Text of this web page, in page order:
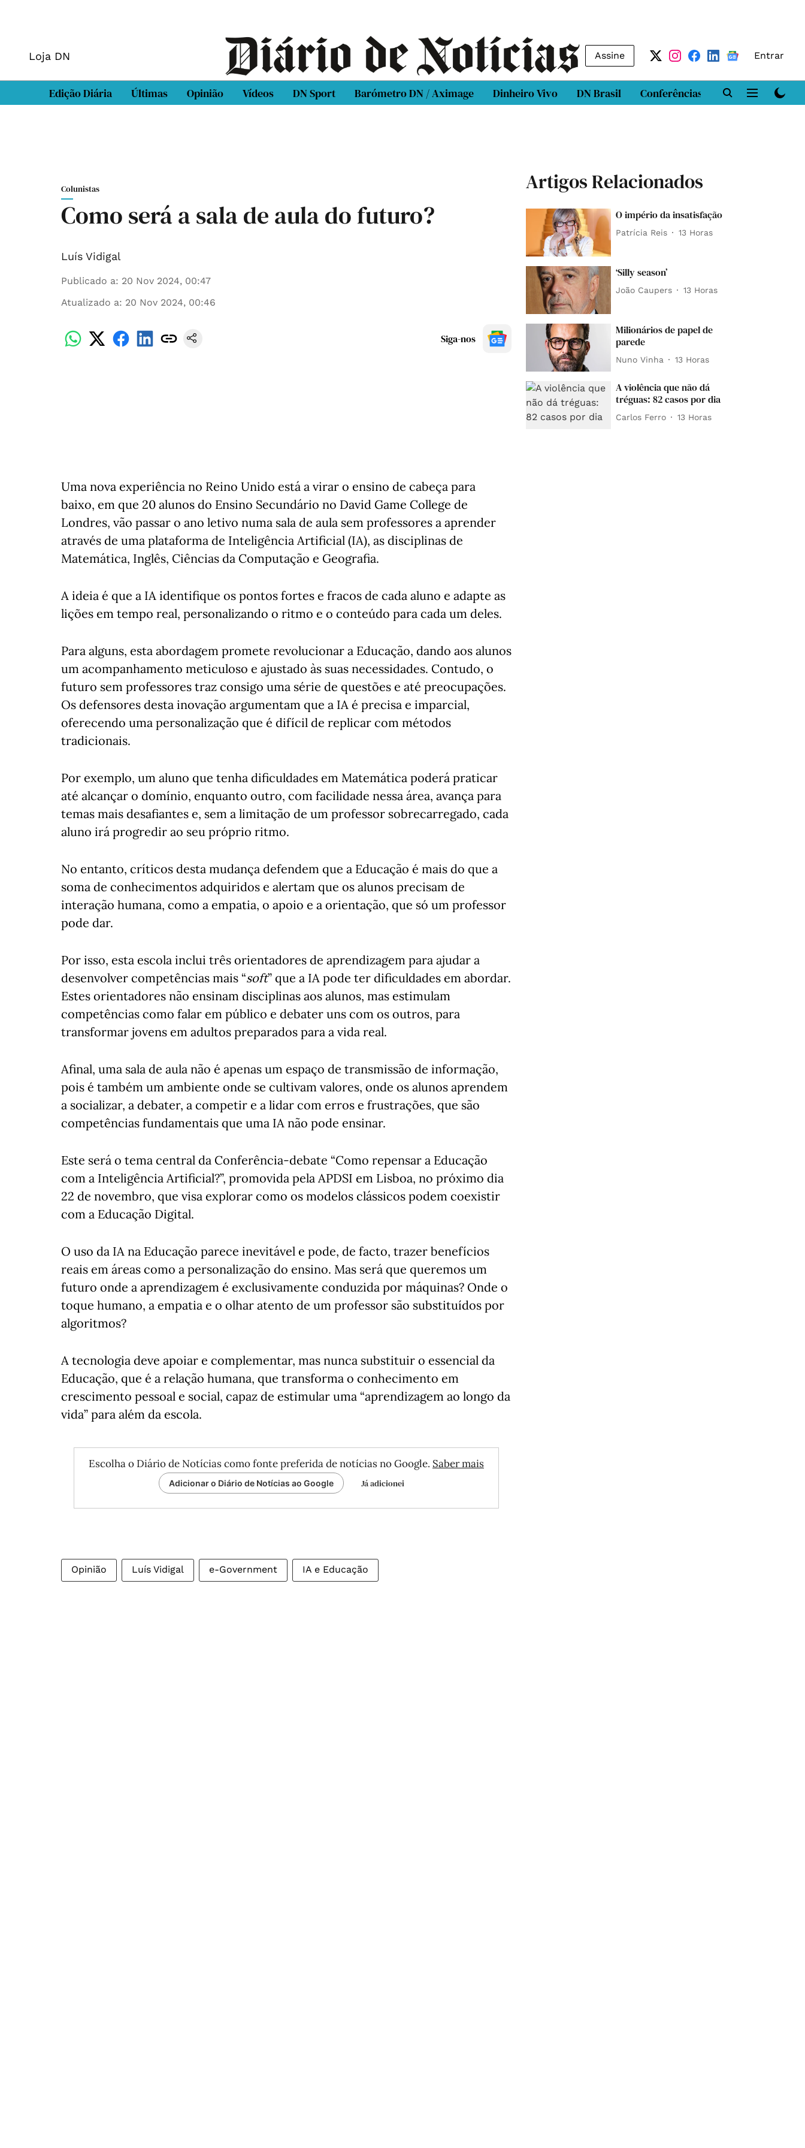
Loja DN Assine Entrar
Edição Diária Últimas Opinião Vídeos DN Sport Barómetro DN / Aximage Dinheiro Vivo DN Brasil Conferências DN LAB
Colunistas
Como será a sala de aula do futuro?
Luís Vidigal
Publicado a: 20 Nov 2024, 00:47
Atualizado a: 20 Nov 2024, 00:46
Siga-nos
Uma nova experiência no Reino Unido está a virar o ensino de cabeça para
baixo, em que 20 alunos do Ensino Secundário no David Game College de
Londres, vão passar o ano letivo numa sala de aula sem professores a aprender
através de uma plataforma de Inteligência Artificial (IA), as disciplinas de
Matemática, Inglês, Ciências da Computação e Geografia.
A ideia é que a IA identifique os pontos fortes e fracos de cada aluno e adapte as
lições em tempo real, personalizando o ritmo e o conteúdo para cada um deles.
Para alguns, esta abordagem promete revolucionar a Educação, dando aos alunos
um acompanhamento meticuloso e ajustado às suas necessidades. Contudo, o
futuro sem professores traz consigo uma série de questões e até preocupações.
Os defensores desta inovação argumentam que a IA é precisa e imparcial,
oferecendo uma personalização que é difícil de replicar com métodos
tradicionais.
Por exemplo, um aluno que tenha dificuldades em Matemática poderá praticar
até alcançar o domínio, enquanto outro, com facilidade nessa área, avança para
temas mais desafiantes e, sem a limitação de um professor sobrecarregado, cada
aluno irá progredir ao seu próprio ritmo.
No entanto, críticos desta mudança defendem que a Educação é mais do que a
soma de conhecimentos adquiridos e alertam que os alunos precisam de
interação humana, como a empatia, o apoio e a orientação, que só um professor
pode dar.
Por isso, esta escola inclui três orientadores de aprendizagem para ajudar a
desenvolver competências mais “soft” que a IA pode ter dificuldades em abordar.
Estes orientadores não ensinam disciplinas aos alunos, mas estimulam
competências como falar em público e debater uns com os outros, para
transformar jovens em adultos preparados para a vida real.
Afinal, uma sala de aula não é apenas um espaço de transmissão de informação,
pois é também um ambiente onde se cultivam valores, onde os alunos aprendem
a socializar, a debater, a competir e a lidar com erros e frustrações, que são
competências fundamentais que uma IA não pode ensinar.
Este será o tema central da Conferência-debate “Como repensar a Educação
com a Inteligência Artificial?”, promovida pela APDSI em Lisboa, no próximo dia
22 de novembro, que visa explorar como os modelos clássicos podem coexistir
com a Educação Digital.
O uso da IA na Educação parece inevitável e pode, de facto, trazer benefícios
reais em áreas como a personalização do ensino. Mas será que queremos um
futuro onde a aprendizagem é exclusivamente conduzida por máquinas? Onde o
toque humano, a empatia e o olhar atento de um professor são substituídos por
algoritmos?
A tecnologia deve apoiar e complementar, mas nunca substituir o essencial da
Educação, que é a relação humana, que transforma o conhecimento em
crescimento pessoal e social, capaz de estimular uma “aprendizagem ao longo da
vida” para além da escola.
Escolha o Diário de Notícias como fonte preferida de notícias no Google. Saber mais
Adicionar o Diário de Notícias ao Google Já adicionei
Opinião Luís Vidigal e-Government IA e Educação
Artigos Relacionados
O império da insatisfação
Patrícia Reis 13 Horas
‘Silly season’
João Caupers 13 Horas
Milionários de papel de
parede
Nuno Vinha 13 Horas
A violência que não dá
tréguas: 82 casos por dia
Carlos Ferro 13 Horas